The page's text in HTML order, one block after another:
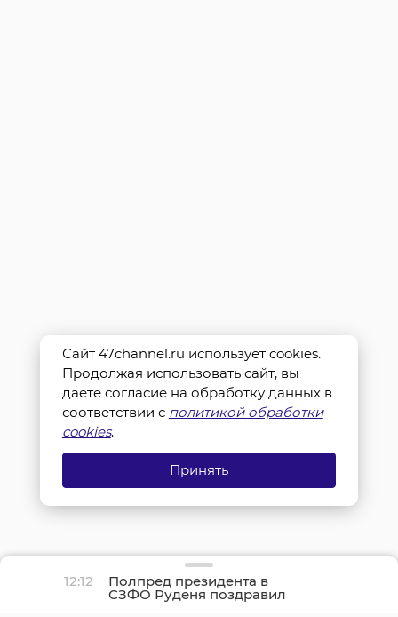
12:12 Полпред президента в
СЗФО Руденя поздравил
строителей и
Сайт 47channel.ru использует cookies.
Продолжая использовать сайт, вы
даете согласие на обработку данных в
соответствии с политикой обработки
cookies.
Принять